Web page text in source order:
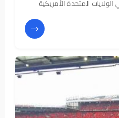
المتحدة الأمريكية